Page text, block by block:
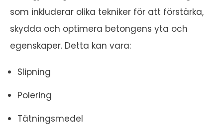
som inkluderar olika tekniker för att förstärka,
skydda och optimera betongens yta och
egenskaper. Detta kan vara:
Slipning
Polering
Tätningsmedel